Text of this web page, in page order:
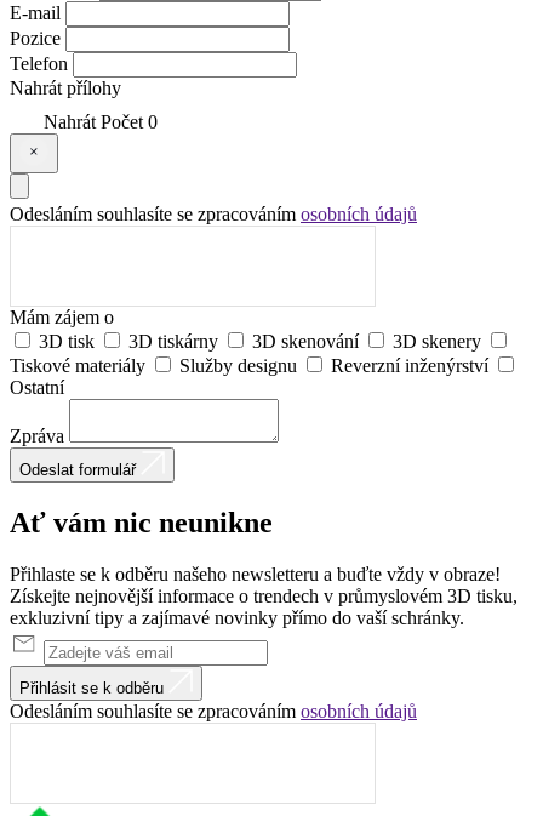
E-mail
Pozice
Telefon
Nahrát přílohy
Nahrát Počet 0
Odesláním souhlasíte se zpracováním osobních údajů
Mám zájem o
3D tisk
3D tiskárny 3D skenování
3D skenery
Tiskové materiály
Služby designu
Reverzní inženýrství
Ostatní
Zpráva
Odeslat formulář
Ať vám nic neunikne
Přihlaste se k odběru našeho newsletteru a buďte vždy v obraze!
Získejte nejnovější informace o trendech v průmyslovém 3D tisku,
exkluzivní tipy a zajímavé novinky přímo do vaší schránky.
Přihlásit se k odběru
Odesláním souhlasíte se zpracováním osobních údajů